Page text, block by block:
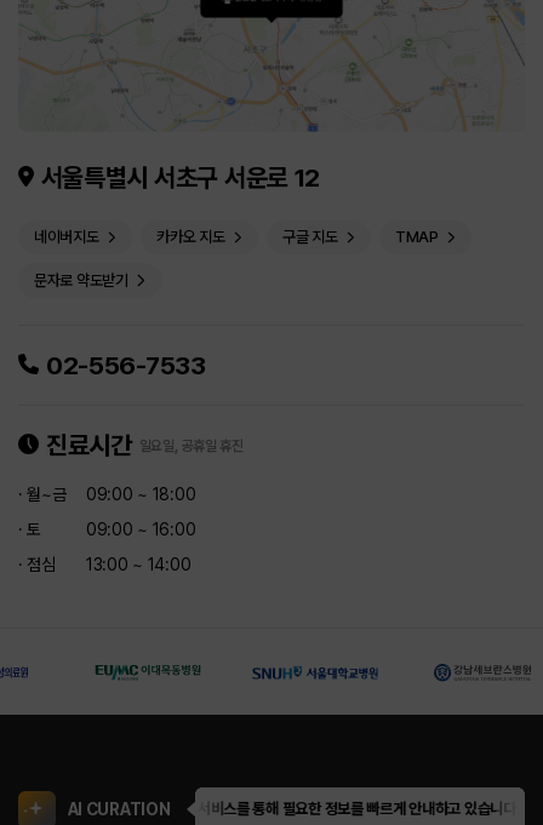
서울특별시 서초구 서운로 12
네이버지도 카카오 지도 구글 지도 TMAP
문자로 약도받기
02-556-7533
진료시간 일요일, 공휴일 휴진
· 월~금
09:00 ~ 18:00
· 토
09:00 ~ 16:00
· 점심
13:00 ~ 14:00
AI CURATION
골드만은 AI 큐레이션 서비스를 통해 필요한 정보를 빠르게 안내하고 있습니다.